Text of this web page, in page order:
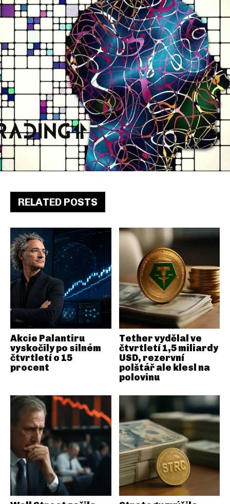
RELATED POSTS
Akcie Palantiru
vyskočily po silném
čtvrtletí o 15
procent
Tether vydělal ve
čtvrtletí 1,5 miliardy
USD, rezervní
polštář ale klesl na
polovinu